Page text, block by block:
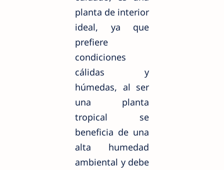
planta de interior
ideal, ya que
prefiere
condiciones
cálidas y
húmedas, al ser
una planta
tropical se
beneficia de una
alta humedad
ambiental y debe